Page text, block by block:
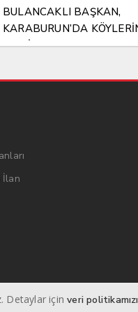
BULANCAKLI BAŞKAN,
KARABURUN’DA
BAZ İSTASYONU
İlan
Detaylar içinveri politikamızı